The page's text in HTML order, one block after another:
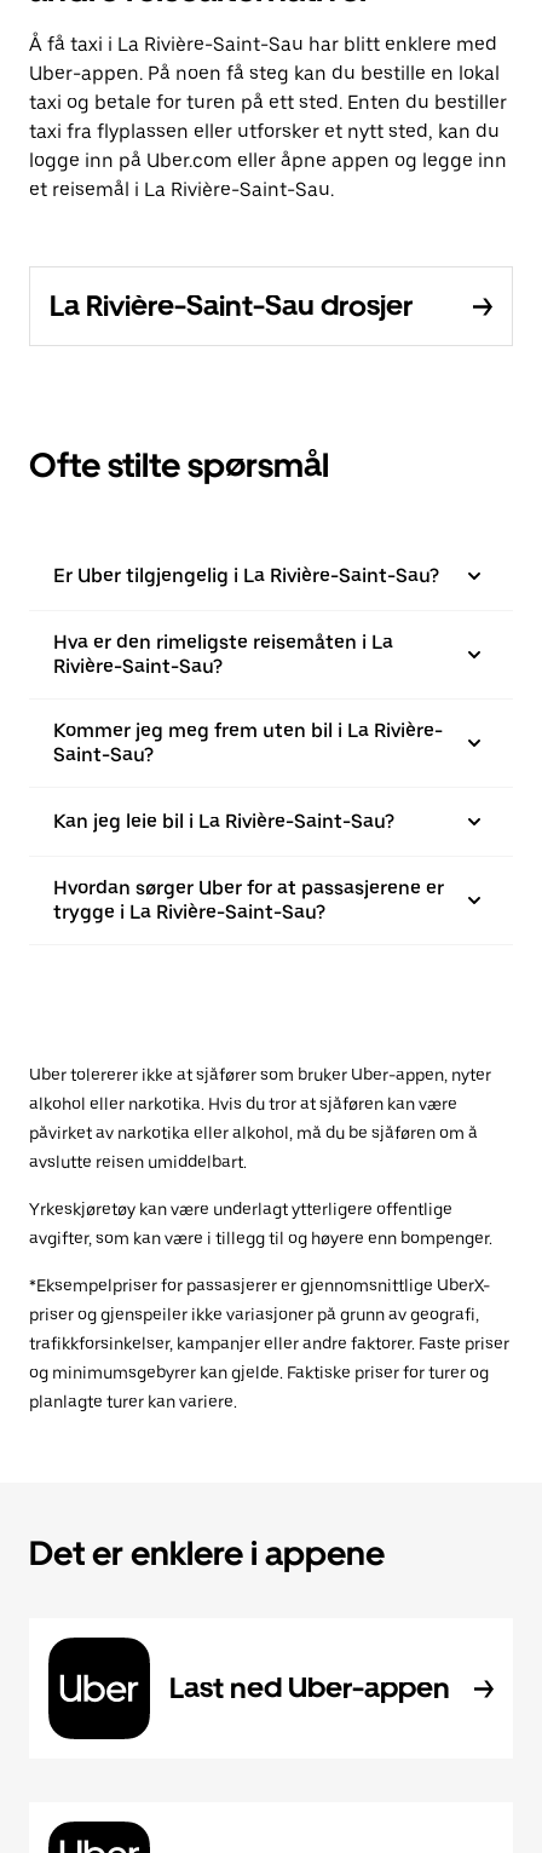
Å få taxi i La Rivière-Saint-Sau har blitt enklere med
Uber-appen. På noen få steg kan du bestille en lokal
taxi og betale for turen på ett sted. Enten du bestiller
taxi fra flyplassen eller utforsker et nytt sted, kan du
logge inn på Uber.com eller åpne appen og legge inn
et reisemål i La Rivière-Saint-Sau.
La Rivière-Saint-Sau drosjer
Ofte stilte spørsmål
Er Uber tilgjengelig i La Rivière-Saint-Sau?
Hva er den rimeligste reisemåten i La
Rivière-Saint-Sau?
Kommer jeg meg frem uten bil i La Rivière-
Saint-Sau?
Kan jeg leie bil i La Rivière-Saint-Sau?
Hvordan sørger Uber for at passasjerene er
trygge i La Rivière-Saint-Sau?
Uber tolererer ikke at sjåfører som bruker Uber-appen, nyter
alkohol eller narkotika. Hvis du tror at sjåføren kan være
påvirket av narkotika eller alkohol, må du be sjåføren om å
avslutte reisen umiddelbart.
Yrkeskjøretøy kan være underlagt ytterligere offentlige
avgifter, som kan være i tillegg til og høyere enn bompenger.
*Eksempelpriser for passasjerer er gjennomsnittlige UberX-
priser og gjenspeiler ikke variasjoner på grunn av geografi,
trafikkforsinkelser, kampanjer eller andre faktorer. Faste priser
og minimumsgebyrer kan gjelde. Faktiske priser for turer og
planlagte turer kan variere.
Det er enklere i appene
Last ned Uber-appen